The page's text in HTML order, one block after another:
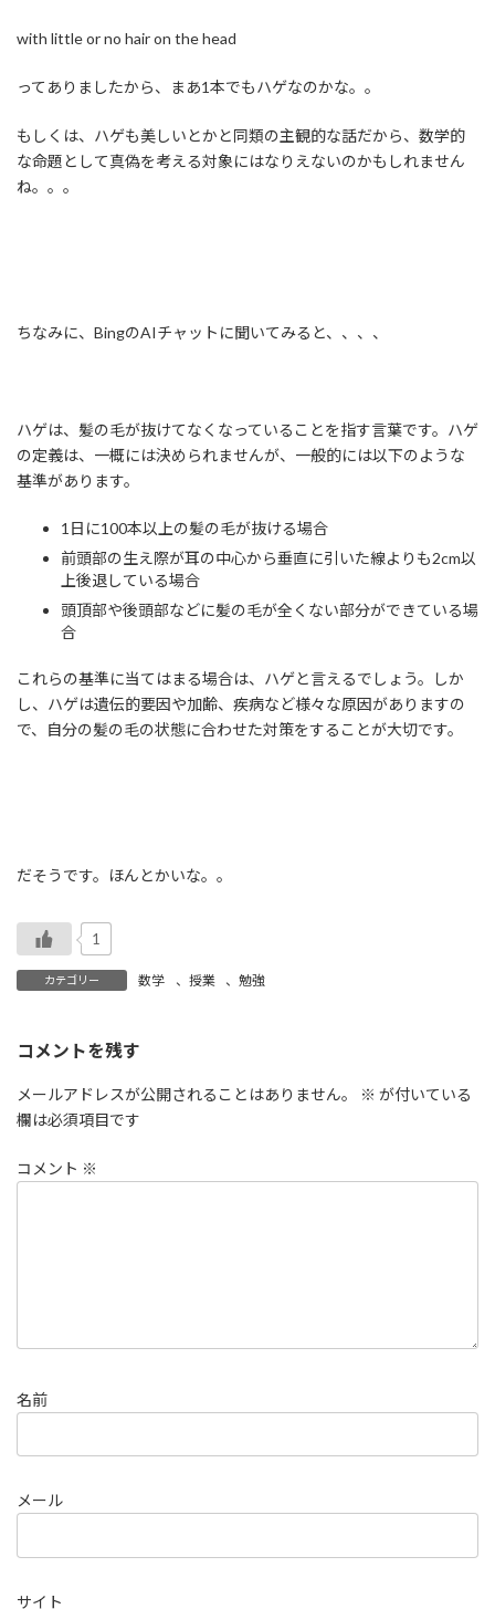
with little or no hair on the head
ってありましたから、まあ1本でもハゲなのかな。。
もしくは、ハゲも美しいとかと同類の主観的な話だから、数学的
な命題として真偽を考える対象にはなりえないのかもしれません
ね。。。
ちなみに、BingのAIチャットに聞いてみると、、、、
ハゲは、髪の毛が抜けてなくなっていることを指す言葉です。ハゲ
の定義は、一概には決められませんが、一般的には以下のような
基準があります。
1日に100本以上の髪の毛が抜ける場合
前頭部の生え際が耳の中心から垂直に引いた線よりも2cm以
上後退している場合
頭頂部や後頭部などに髪の毛が全くない部分ができている場
合
これらの基準に当てはまる場合は、ハゲと言えるでしょう。しか
し、ハゲは遺伝的要因や加齢、疾病など様々な原因がありますの
で、自分の髪の毛の状態に合わせた対策をすることが大切です。
だそうです。ほんとかいな。。
1
カテゴリー 数学 、 授業 、勉強
コメントを残す
メールアドレスが公開されることはありません。 ※ が付いている
欄は必須項目です
コメント ※
名前
メール
サイト